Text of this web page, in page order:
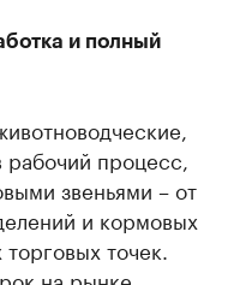
и полный
процесс,
звеньями – от
и кормовых
точек.
на рынке